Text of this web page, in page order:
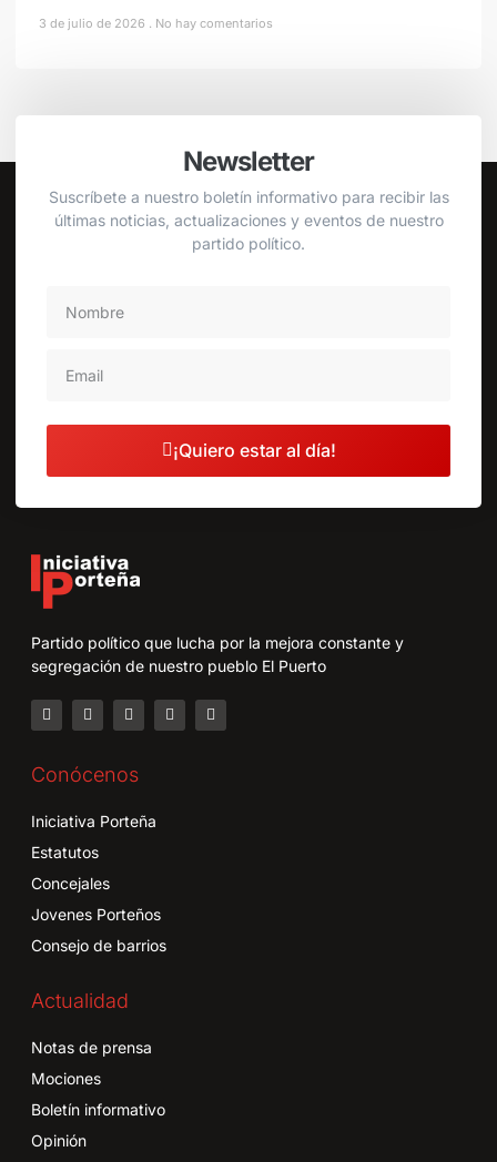
3 de julio de 2026 No hay comentarios
Newsletter
Suscríbete a nuestro boletín informativo para recibir las
últimas noticias, actualizaciones y eventos de nuestro
partido político.
¡Quiero estar al día!
Partido político que lucha por la mejora constante y
segregación de nuestro pueblo El Puerto
Conócenos
Iniciativa Porteña
Estatutos
Concejales
Jovenes Porteños
Consejo de barrios
Actualidad
Notas de prensa
Mociones
Boletín informativo
Opinión